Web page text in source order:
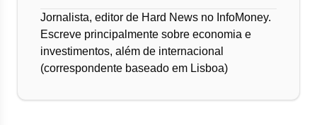
Jornalista, editor de Hard News no InfoMoney.
Escreve principalmente sobre economia e
investimentos, além de internacional
(correspondente baseado em Lisboa)